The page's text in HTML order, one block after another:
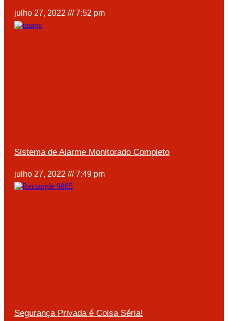
julho 27, 2022 7:52 pm
Sistema de Alarme Monitorado Completo
julho 27, 2022 7:49 pm
Segurança Privada é Coisa Séria!